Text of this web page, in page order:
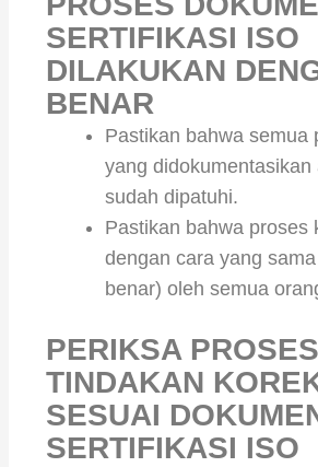
SERTIFIKASI ISO
DILAKUKAN
BENAR
Pastikan bahwa semua
yang didokumentasikan
sudah dipatuhi.
Pastikan bahwa proses
dengan cara yang
benar) oleh semua
PERIKSA PROSES
TINDAKAN
SESUAI
SERTIFIKASI ISO